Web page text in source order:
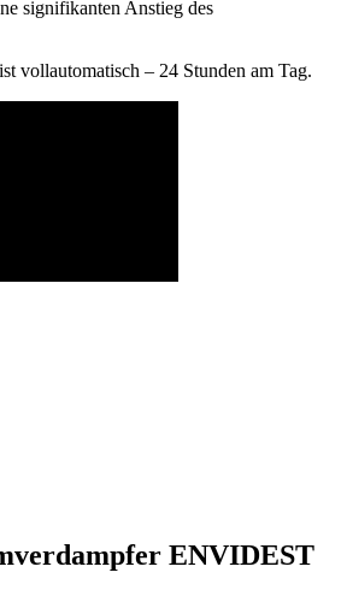
signifikanten Anstieg des
vollautomatisch – 24 Stunden am Tag.
ENVIDEST